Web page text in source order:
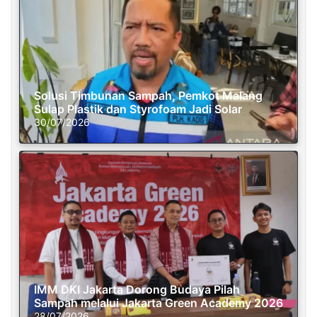
Solusi Timbunan Sampah, Pemkot Malang
Sulap Plastik dan Styrofoam Jadi Solar
30/07/2026
IMM DKI Jakarta Dorong Budaya Pilah
Sampah melalui Jakarta Green Academy 2026